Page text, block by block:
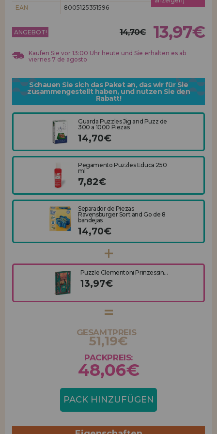
Los gehts! Wir haben auf dich gewartet.
HÄNDLERREGISTRIERUNG
EAN
8005125351596
ANGEBOT! 14,70€ 13,97€
Kaufen Sie vor 13:00 Uhr heute und Sie erhalten es ab
viernes 7 de agosto
Schauen Sie sich das Paket an, das wir für Sie
zusammengestellt haben, und nutzen Sie den
Rabatt!
Guarda Puzzles Jig and Puzz de
300 a 1000 Piezas
14,70€
Pegamento Puzzles Educa 250
ml
7,82€
Separador de Piezas
Ravensburger Sort and Go de 8
bandejas
14,70€
Puzzle Clementoni Prinzessin...
13,97€
GESAMTPREIS
51,19€
PACKPREIS:
48,06€
PACK HINZUFÜGEN